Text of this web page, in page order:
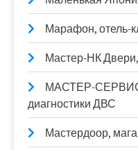
Марафон, отель-
Мастер-НК
МАСТЕР-
диагностики ДВС
Мастердоор,